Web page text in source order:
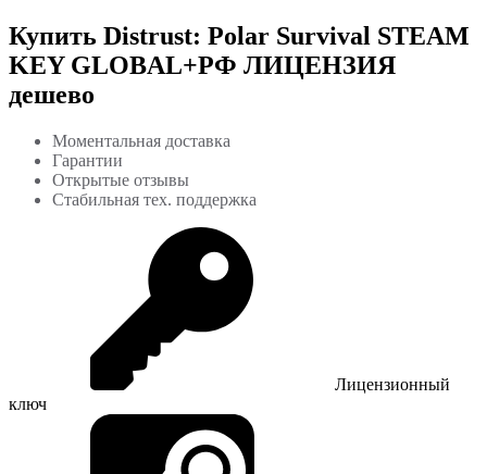
Купить Distrust: Polar Survival STEAM
KEY GLOBAL+РФ ЛИЦЕНЗИЯ
дешево
Моментальная доставка
Гарантии
Открытые отзывы
Стабильная тех. поддержка
Лицензионный
ключ